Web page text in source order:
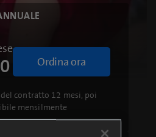
Loaded:
Ordina ora
contratto 12 mesi, poi
mensilmente